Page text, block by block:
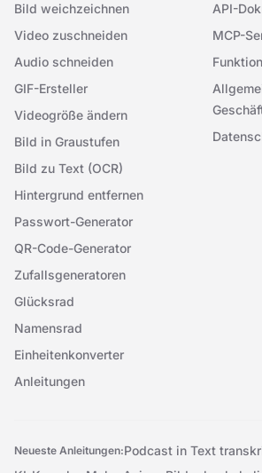
Bild weichzeichnen
Video zuschneiden
Audio schneiden
GIF-Ersteller
Videogröße ändern
Bild in Graustufen
Bild zu Text (OCR)
Hintergrund entfernen
Passwort-Generator
QR-Code-Generator
Zufallsgeneratoren
Glücksrad
Namensrad
Einheitenkonverter
Anleitungen
API-
MCP-
Neueste Anleitungen:Podcast in Text